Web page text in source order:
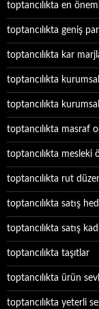
toptancılıkta en
toptancılıkta geniş
toptancılıkta kar
toptancılıkta
toptancılıkta
toptancılıkta masraf
toptancılıkta mesleki
toptancılıkta rut
toptancılıkta satış
toptancılıkta satış
toptancılıkta taşıtlar
toptancılıkta ürün
toptancılıkta yeterli